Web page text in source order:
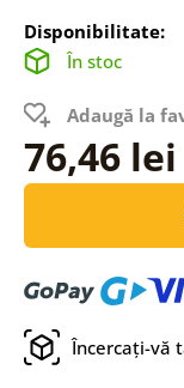
Disponibilitate:
În stoc
Adaugă la
76,46 lei
Încercați-vă